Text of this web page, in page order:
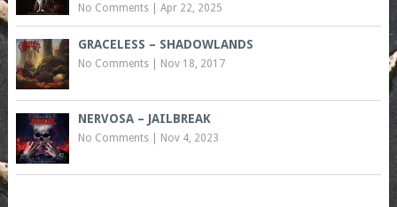
No Comments| Apr 22, 2025
GRACELESS – SHADOWLANDS
No Comments| Nov 18, 2017
NERVOSA – JAILBREAK
No Comments| Nov 4, 2023